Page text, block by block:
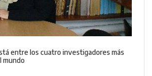
entre los cuatro investigadores más
mundo